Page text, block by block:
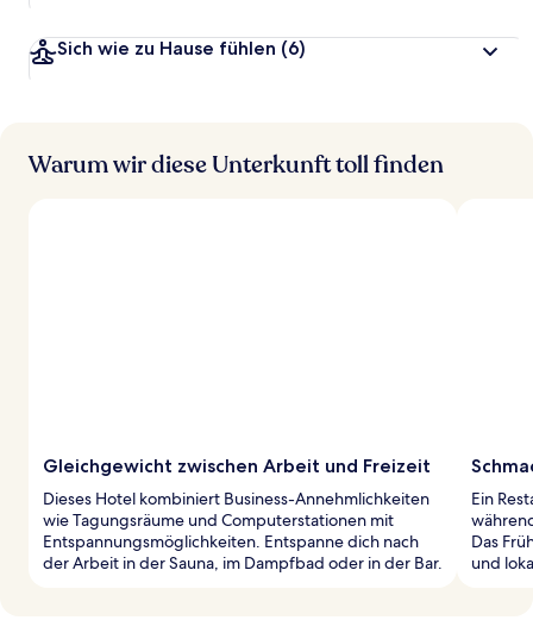
Sich wie zu Hause fühlen (6)
Warum wir diese Unterkunft toll finden
Gleichgewicht zwischen Arbeit und Freizeit
Dieses Hotel kombiniert Business-Annehmlichkeiten
wie Tagungsräume und Computerstationen mit
Entspannungsmöglichkeiten. Entspanne dich nach
der Arbeit in der Sauna, im Dampfbad oder in der Bar.
Ein
Das
und